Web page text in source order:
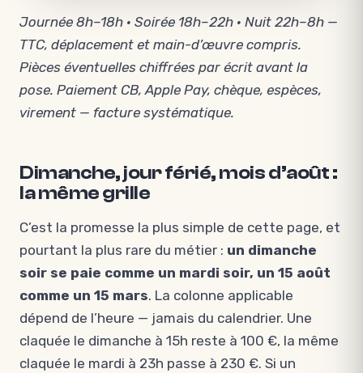
Journée 8h–18h · Soirée 18h–22h · Nuit 22h–8h —
TTC, déplacement et main-d’œuvre compris.
Pièces éventuelles chiffrées par écrit avant la
pose. Paiement CB, Apple Pay, chèque, espèces,
virement — facture systématique.
Dimanche, jour férié, mois d’août :
la même grille
C’est la promesse la plus simple de cette page, et
pourtant la plus rare du métier : un dimanche
soir se paie comme un mardi soir, un 15 août
comme un 15 mars. La colonne applicable
dépend de l’heure — jamais du calendrier. Une
claquée le dimanche à 15h reste à 100 €, la même
claquée le mardi à 23h passe à 230 €. Si un